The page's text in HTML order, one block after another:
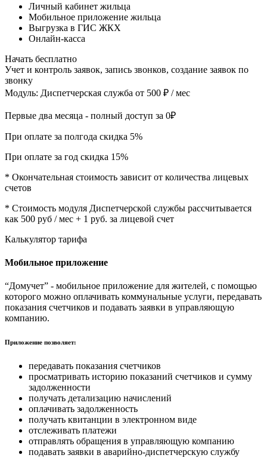
Личный кабинет жильца
Мобильное приложение жильца
Выгрузка в ГИС ЖКХ
Онлайн-касса
Начать бесплатно
Учет и контроль заявок, запись звонков, создание заявок по
звонку
Модуль: Диспетчерская служба от 500 ₽ / мес
Первые два месяца - полный доступ за 0₽
При оплате за полгода скидка 5%
При оплате за год скидка 15%
* Окончательная стоимость зависит от количества лицевых
счетов
* Стоимость модуля Диспетчерской службы рассчитывается
как 500 руб / мес + 1 руб. за лицевой счет
Калькулятор тарифа
Мобильное приложение
“Домучет” - мобильное приложение для жителей, с помощью
которого можно оплачивать коммунальные услуги, передавать
показания счетчиков и подавать заявки в управляющую
компанию.
Приложение позволяет:
передавать показания счетчиков
просматривать историю показаний счетчиков и сумму
задолженности
получать детализацию начислений
оплачивать задолженность
получать квитанции в электронном виде
отслеживать платежи
отправлять обращения в управляющую компанию
подавать заявки в аварийно-диспетчерскую службу